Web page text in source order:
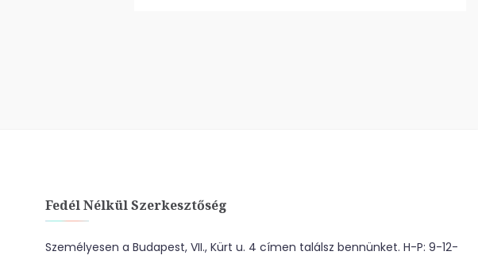
Fedél Nélkül Szerkesztőség
Személyesen a Budapest, VII., Kürt u. 4 címen találsz bennünket. H-P: 9-12-